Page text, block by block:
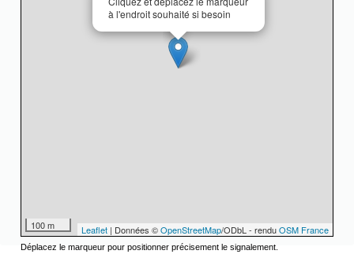
à l'endroit souhaité si besoin
100 m Leaflet | Données ©OpenStreetMap/ODbL - renduOSM France
Déplacez le marqueur pour positionner précisement le signalement.